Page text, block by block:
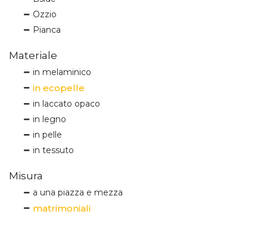
Ozzio
Pianca
Materiale
in melaminico
in ecopelle
in laccato opaco
in legno
in pelle
in tessuto
Misura
a una piazza e mezza
matrimoniali